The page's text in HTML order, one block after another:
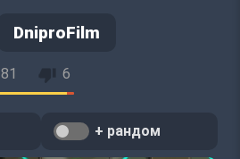
DniproFilm
81 6
+ рандом